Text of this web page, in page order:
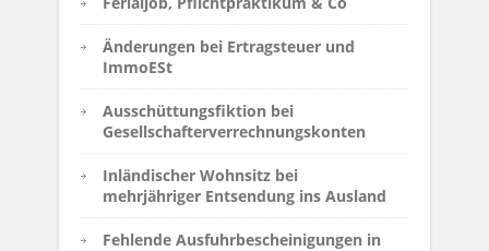
Änderungen bei Ertragsteuer und
ImmoESt
Ausschüttungsfiktion bei
Gesellschafterverrechnungskonten
Inländischer Wohnsitz bei
mehrjähriger Entsendung ins Ausland
Fehlende Ausfuhrbescheinigungen in